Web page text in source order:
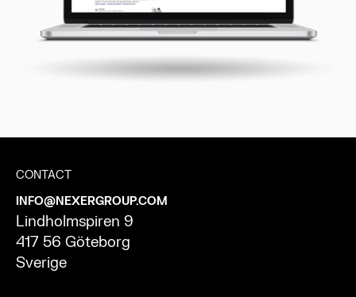
CONTACT
INFO@NEXERGROUP.COM
Lindholmspiren 9
417 56 Göteborg
Sverige